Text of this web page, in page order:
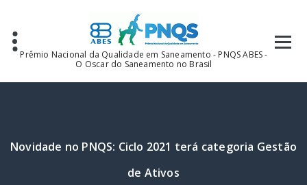
conteúdo
Prêmio Nacional da Qualidade em Saneamento - PNQS ABES -
O Oscar do Saneamento no Brasil
Novidade no PNQS: Ciclo 2021 terá categoria Gestão
de Ativos